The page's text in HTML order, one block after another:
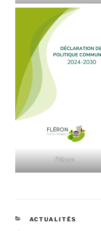
Fléron
CATÉGORIES
ACTUALITÉS